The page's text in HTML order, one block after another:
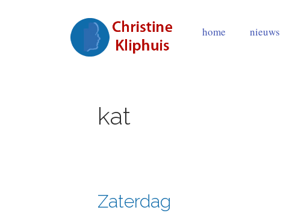
home nieuws
kat
Zaterdag